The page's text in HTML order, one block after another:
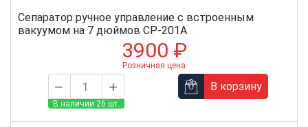
Сепаратор ручное управление с встроенным
вакуумом на 7 дюймов CP-201A
3900 ₽
Розничная цена
В наличии 26 шт.
В корзину